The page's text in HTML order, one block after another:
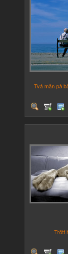
Två män på
Trött